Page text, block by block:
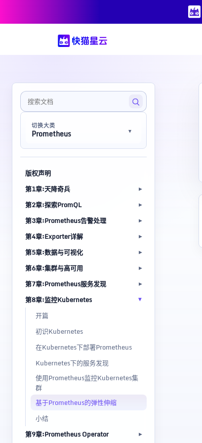
切换大类
Prometheus
版权声明
第1章:天降奇兵
第2章:探索PromQL
第3章:Prometheus告警处理
第4章:Exporter详解
第5章:数据与可视化
第6章:集群与高可用
第7章:Prometheus服务发现
第8章:监控Kubernetes
开篇
初识Kubernetes
在Kubernetes下部署Prometheus
Kubernetes下的服务发现
使用Prometheus监控Kubernetes集
群
基于Prometheus的弹性伸缩
小结
第9章:Prometheus Operator